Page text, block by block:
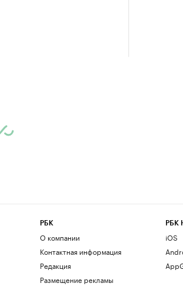
РБК
О компании
Контактная информация
Редакция
Размещение рекламы
РБК
iOS